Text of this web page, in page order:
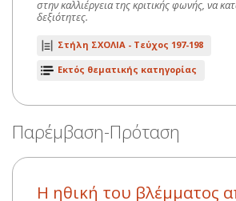
στην καλλιέργεια της κριτικής φωνής, να
δεξιότητες.
Στήλη ΣΧΟΛΙΑ - Τεύχος 197-198
Εκτός θεματικής κατηγορίας
Παρέμβαση-Πρόταση
Η ηθική του βλέμματος